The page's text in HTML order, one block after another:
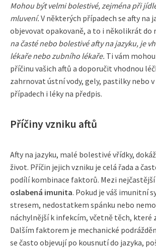
Mohou být velmi bolestivé, zejména při
mluvení. V některých případech se afty na
objevovat opakovaně, a to i několikrát do
na časté nebo bolestivé afty na jazyku, je
lékaře nebo zubního lékaře. Ti vám
příčinu vašich aftů a doporučit vhodnou
zahrnovat ústní vody, gely, pastilky nebo v
případech i léky na předpis.
Příčiny vzniku aftů
Afty na jazyku, malé bolestivé vřídky,
život. Příčin jejich vzniku je celá řada a
podílí kombinace faktorů. Mezi
oslabená imunita. Pokud je váš imunitní
stresem, nedostatkem spánku nebo
náchylnější k infekcím, včetně těch, které
Dalším faktorem je mechanické
se často objevují po kousnutí do jazyka,